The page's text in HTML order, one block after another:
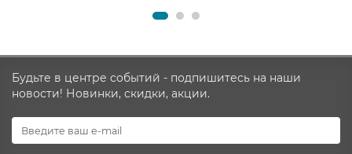
Будьте в центре событий - подпишитесь на наши
новости! Новинки, скидки, акции.